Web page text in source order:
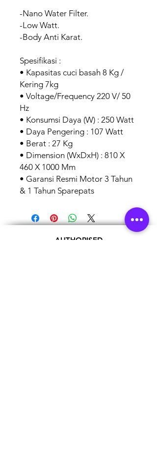
-Nano Water Filter.
-Low Watt.
-Body Anti Karat.
Spesifikasi :
• Kapasitas cuci basah 8 Kg /
Kering 7kg
• Voltage/Frequency 220 V/ 50
Hz
• Konsumsi Daya (W) : 250 Watt
• Daya Pengering : 107 Watt
• Berat : 27 Kg
• Dimension (WxDxH) : 810 X
460 X 1000 Mm
• Garansi Resmi Motor 3 Tahun
& 1 Tahun Sparepats
AUTHORISED